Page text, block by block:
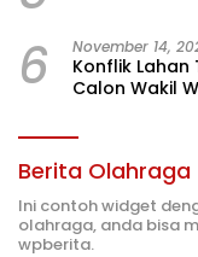
6 November 14,
Konflik Lahan
Calon Wakil
Berita Olahraga
Ini contoh widget
olahraga, anda bisa
wpberita.